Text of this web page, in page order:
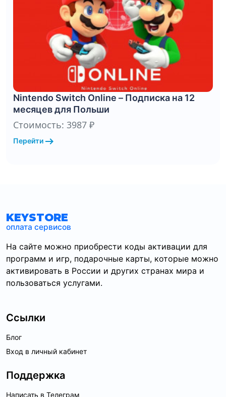
Nintendo Switch Online – Подписка на 12
месяцев для Польши
Стоимость: 3987 ₽
Перейти arrow_right_alt
KEYSTORE
оплата сервисов
На сайте можно приобрести коды активации для
программ и игр, подарочные карты, которые можно
активировать в России и других странах мира и
пользоваться услугами.
Ссылки
Блог
Вход в личный кабинет
Поддержка
Написать в Телеграм